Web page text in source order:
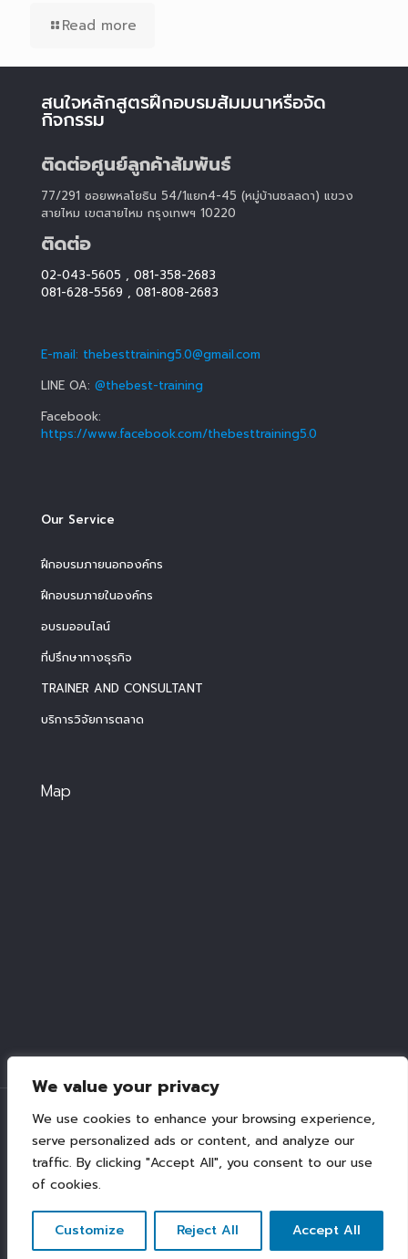
We value your privacy
We use cookies to enhance your browsing experience,
serve personalized ads or content, and analyze our
traffic. By clicking "Accept All", you consent to our use
of cookies.
Customize Reject All Accept All
Read more
สนใจหลักสูตรฝึกอบรมสัมมนาหรือจัด
กิจกรรม
ติดต่อศูนย์ลูกค้าสัมพันธ์
77/291 ซอยพหลโยธิน 54/1แยก4-45 (หมู่บ้านชลลดา) แขวง
สายไหม เขตสายไหม กรุงเทพฯ 10220
ติดต่อ
02-043-5605 , 081-358-2683
081-628-5569 , 081-808-2683
E-mail: thebesttraining5.0@gmail.com
LINE OA: @thebest-training
Facebook:
https://www.facebook.com/thebesttraining5.0
Our Service
ฝึกอบรมภายนอกองค์กร
ฝึกอบรมภายในองค์กร
อบรมออนไลน์
ที่ปรึกษาทางธุรกิจ
TRAINER AND CONSULTANT
บริการวิจัยการตลาด
Map
Copyright©2019 www.thebest-trainings.com | All
rights reserved. design by create2media.com